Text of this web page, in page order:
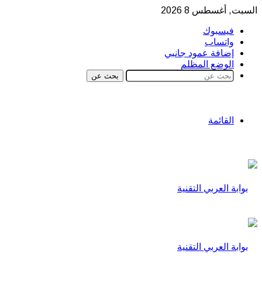
السبت, أغسطس 8 2026
فيسبوك
واتساب
إضافة عمود جانبي
الوضع المظلم
بحث عن
القائمة